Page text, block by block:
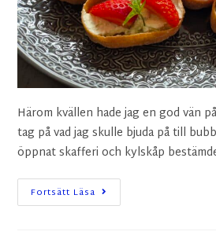
Härom kvällen hade jag en god vän
tag på vad jag skulle bjuda på till
öppnat skafferi och kylskåp
Fortsätt Läsa